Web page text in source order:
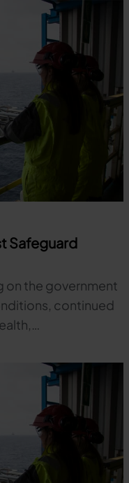
Safeguard
on the government
continued